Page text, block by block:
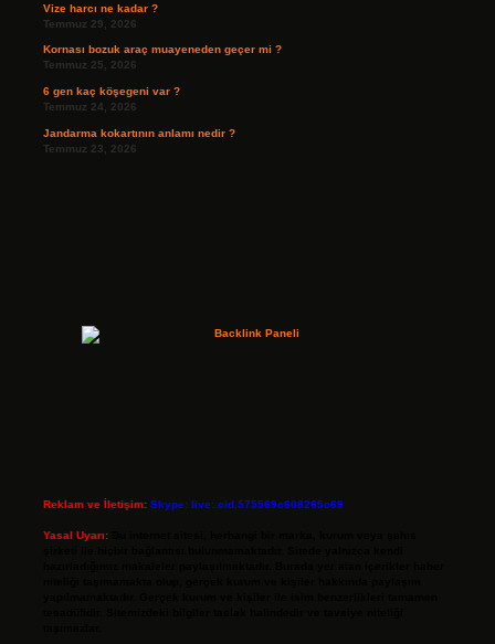
Vize harcı ne kadar ?
Temmuz 29, 2026
Kornası bozuk araç muayeneden geçer mi ?
Temmuz 25, 2026
6 gen kaç köşegeni var ?
Temmuz 24, 2026
Jandarma kokartının anlamı nedir ?
Temmuz 23, 2026
Reklam ve İletişim: Skype: live:.cid.575569c608265c69
Yasal Uyarı: